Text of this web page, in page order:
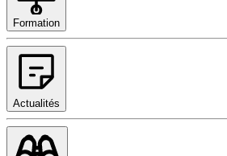
Formation
Actualités